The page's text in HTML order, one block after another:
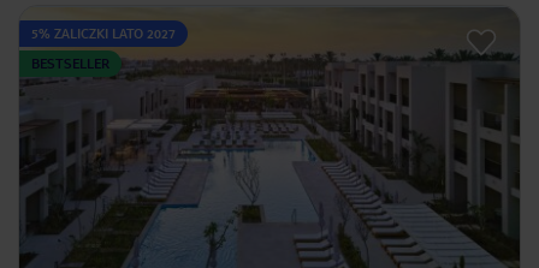
5% ZALICZKI LATO 2027
BESTSELLER